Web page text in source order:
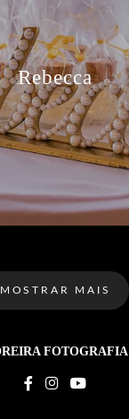
Rebecca
MOSTRAR MAIS
FOTOGRAFIA